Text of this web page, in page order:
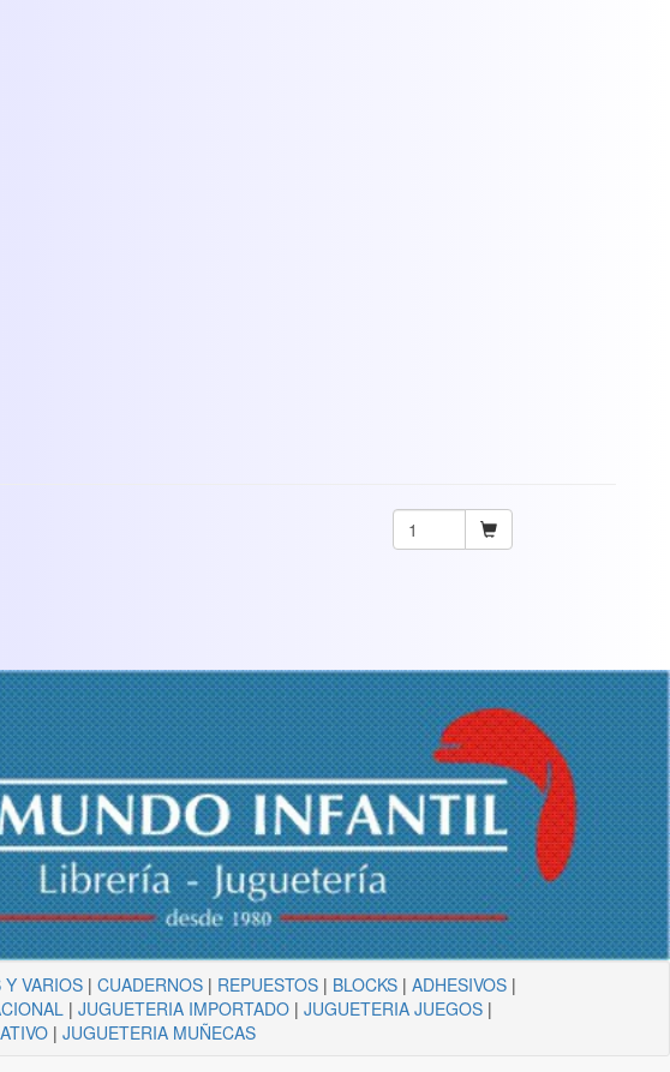
Y VARIOS |CUADERNOS | REPUESTOS | BLOCKS |ADHESIVOS |
| JUGUETERIA IMPORTADO| JUGUETERIA JUEGOS|
| JUGUETERIA MUÑECAS